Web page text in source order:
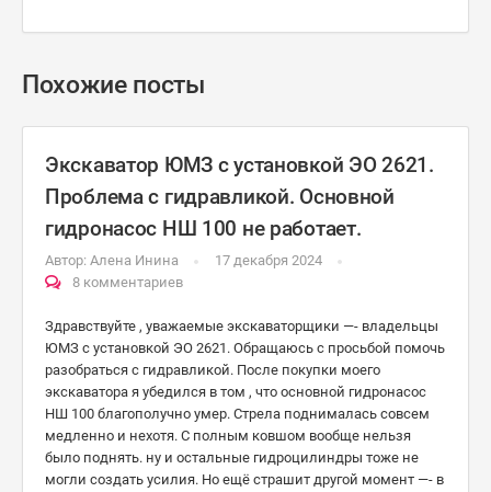
Похожие посты
Экскаватор ЮМЗ с установкой ЭО 2621.
Проблема с гидравликой. Основной
гидронасос НШ 100 не работает.
Автор: Алена Инина
17 декабря 2024
8 комментариев
Здравствуйте , уважаемые экскаваторщики —- владельцы
ЮМЗ с установкой ЭО 2621. Обращаюсь с просьбой помочь
разобраться с гидравликой. После покупки моего
экскаватора я убедился в том , что основной гидронасос
НШ 100 благополучно умер. Стрела поднималась совсем
медленно и нехотя. С полным ковшом вообще нельзя
было поднять. ну и остальные гидроцилиндры тоже не
могли создать усилия. Но ещё страшит другой момент —- в